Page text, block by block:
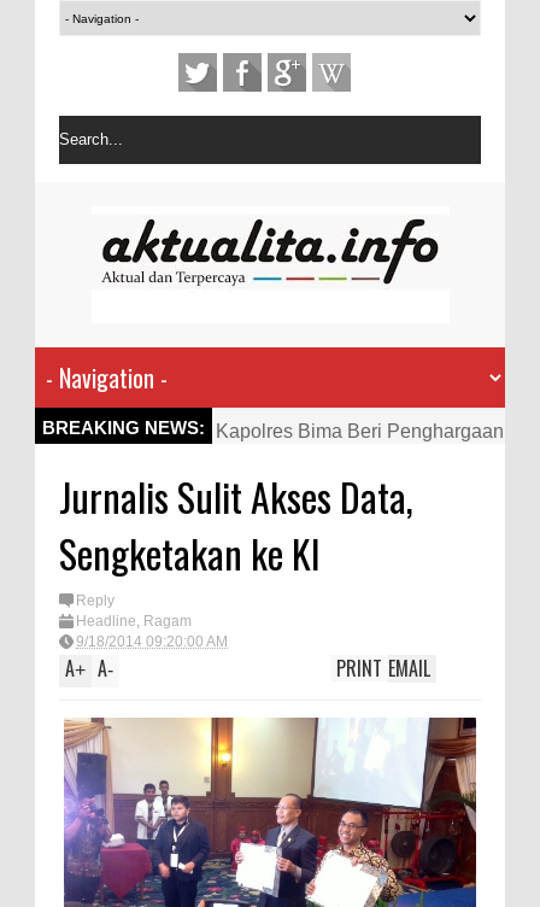
BREAKING NEWS:
Kapolres Bima Beri Penghargaan
Aktif Bantu Polisi Berantas
TEGAS! Kapolres Bima PTDH 1
Personel Berprestasi
Staf Ahli Tekankan Peran
Perempuan sebagai Penggerak
Ekonomi Keluarga pada
Pelatihan Kewirausahaan Kota
Bima
Si Dokes Polres Bima Cek
Kesehatan Korban Kapal Wisata
Jurnalis Sulit Akses Data,
Sengketakan ke KI
Reply
Headline, Ragam
9/18/2014 09:20:00 AM
A+ A- EMAIL
PRINT